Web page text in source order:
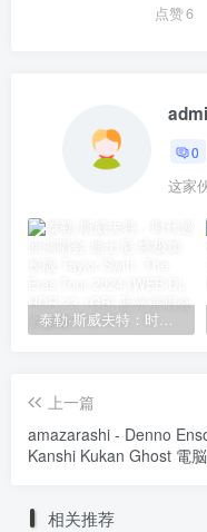
点赞6
0
这家
泰勒·斯威夫特：时代巡回演唱会 迪士尼·终极加长版 Taylor Swift: The Eras Tour 2024 [WEB-DL HDR 23.1GB]
上一篇
amazarashi - Denno
Kanshi Kukan Ghost 電
[BDISO 2BD 52.3GB]
相关推荐